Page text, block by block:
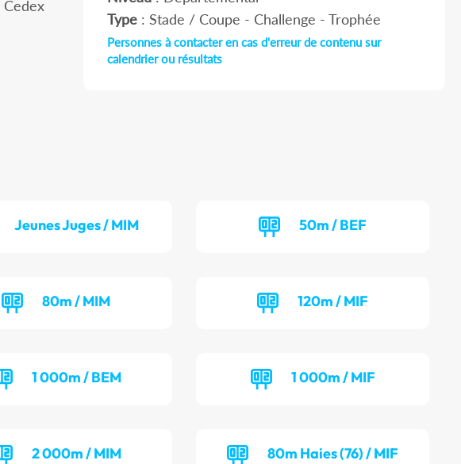
Type: Stade / Coupe - Challenge - Trophée
Personnes à contacter en cas d'erreur de contenu sur
calendrier ou résultats
Jeunes Juges / MIM 50m / BEF
80m / MIM 120m / MIF
1 000m / BEM 1 000m / MIF
2 000m / MIM 80m Haies (76) / MIF